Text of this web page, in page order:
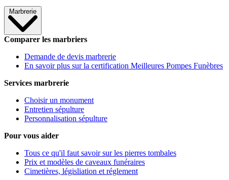
Marbrerie
Comparer les marbriers
Demande de devis marbrerie
En savoir plus sur la certification Meilleures Pompes Funèbres
Services marbrerie
Choisir un monument
Entretien sépulture
Personnalisation sépulture
Pour vous aider
Tous ce qu'il faut savoir sur les pierres tombales
Prix et modèles de caveaux funéraires
Cimetières, législiation et réglement